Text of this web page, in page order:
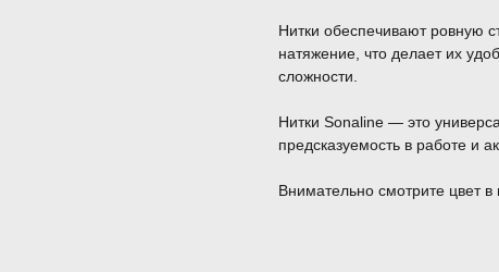
Нитки обеспечивают ровную
натяжение, что делает их
сложности.
Нитки Sonaline — это
предсказуемость в работе и
Внимательно смотрите цвет